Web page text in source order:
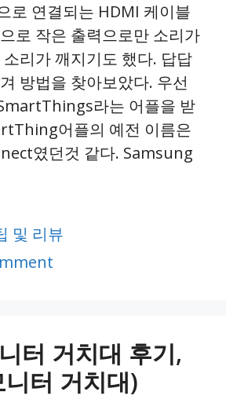
로 연결되는 HDMI 케이블
로 작은 출력으로만 소리가
리가 깨지기도 했다. 답답
방법을 찾아보았다. 우선
라는 어플을 받
어플의 예전 이름은
였던것 같다. Samsung
및 리뷰
터 거치대 후기,
터 거치대)